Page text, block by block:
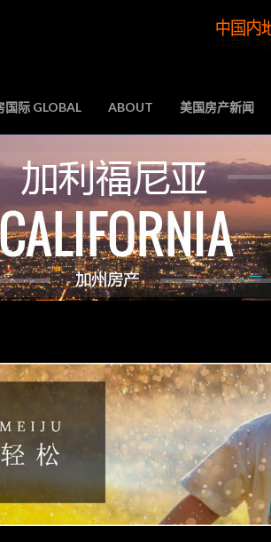
国际 GLOBAL ABOUT 美国房产新闻